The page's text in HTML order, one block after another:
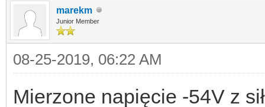
marekm
Junior Member
08-25-2019, 06:22 AM
Mierzone napięcie -54V z